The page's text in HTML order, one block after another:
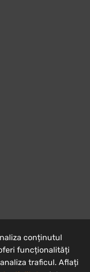
conținutul
funcționalități
traficul. Aflați